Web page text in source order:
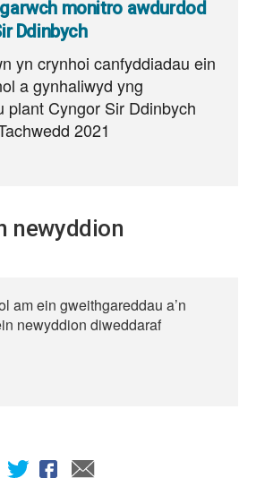
monitro awdurdod
Ddinbych
yn crynhoi canfyddiadau ein
a gynhaliwyd yng
plant Cyngor Sir Ddinbych
2021
newyddion
am ein gweithgareddau a’n
newyddion diweddaraf